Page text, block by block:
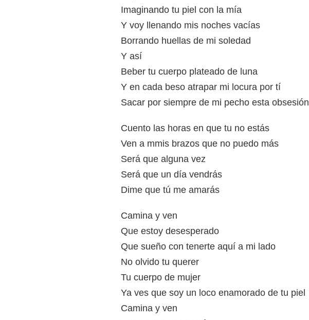
Imaginando tu piel con la mía
Y voy llenando mis noches vacías
Borrando huellas de mi soledad
Y así
Beber tu cuerpo plateado de luna
Y en cada beso atrapar mi locura por tí
Sacar por siempre de mi pecho esta obsesión
Cuento las horas en que tu no estás
Ven a mmis brazos que no puedo más
Será que alguna vez
Será que un día vendrás
Dime que tú me amarás
Camina y ven
Que estoy desesperado
Que sueño con tenerte aquí a mi lado
No olvido tu querer
Tu cuerpo de mujer
Ya ves que soy un loco enamorado de tu piel
Camina y ven